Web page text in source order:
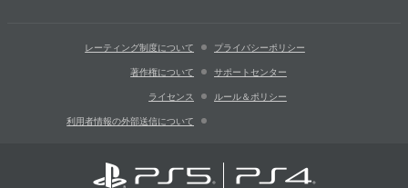
レーティング制度について プライバシーポリシー
著作権について サポートセンター
ライセンス ルール＆ポリシー
利用者情報の外部送信について